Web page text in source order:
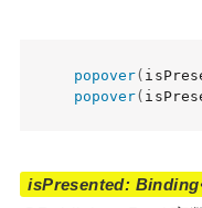
popover(
popover(
isPresented: